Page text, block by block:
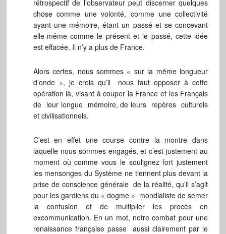
rétrospectif de l’observateur peut discerner quelques
chose comme une volonté, comme une collectivité
ayant une mémoire, étant un passé et se concevant
elle-même comme le présent et le passé, cette idée
est effacée. Il n’y a plus de France.
Alors certes, nous sommes « sur la même longueur
d’onde », je crois qu’il nous faut opposer à cette
opération là, visant à couper la France et les Français
de leur longue mémoire, de leurs repères culturels
et civilisationnels.
C’est en effet une course contre la montre dans
laquelle nous sommes engagés, et c’est justement au
moment où comme vous le soulignez fort justement
les mensonges du Système ne tiennent plus devant la
prise de conscience générale de la réalité, qu’il s’agit
pour les gardiens du « dogme » mondialiste de semer
la confusion et de multiplier les procès en
excommunication. En un mot, notre combat pour une
renaissance française passe aussi clairement par le